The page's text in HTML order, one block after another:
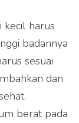
kecil harus
badannya
sesuai
dan
berat pada